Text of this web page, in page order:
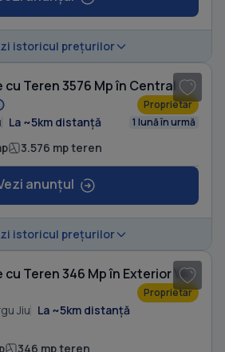
istoricul prețurilor
cu Teren 3576 Mp în Central
Proprietar
La ~5km distanță 1 lună în urmă
3.576 mp teren
anunțul
istoricul prețurilor
Casă cu 4 camere cu Teren 346 Mp în Exterior Vest
Proprietar
Jiu La ~5km distanță
346 mp teren